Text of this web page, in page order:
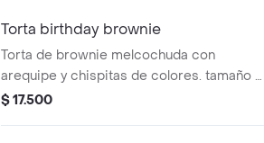
Torta birthday brownie
Torta de brownie melcochuda con
arequipe y chispitas de colores. tamaño a
elección
$ 17.500